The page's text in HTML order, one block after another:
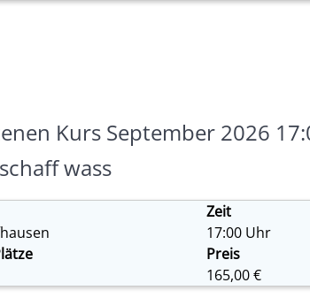
Kurs September 2026
wass
Zeit
17:00 Uhr
Preis
165,00 €